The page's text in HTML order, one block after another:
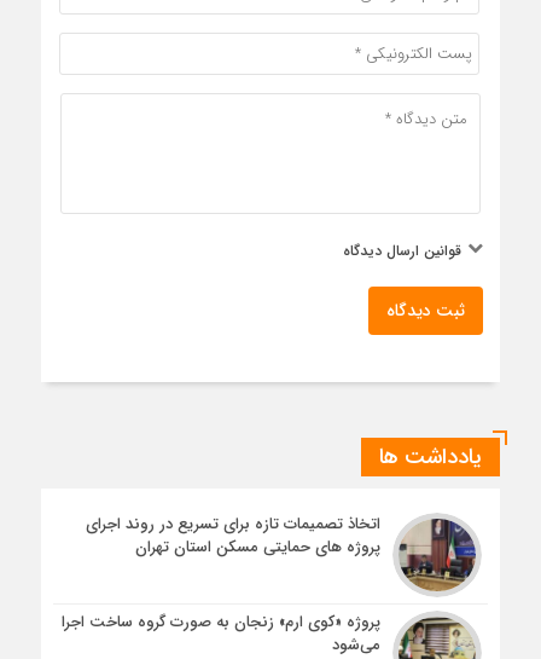
قوانین ارسال دیدگاه
ثبت دیدگاه
یادداشت ها
اتخاذ تصمیمات تازه برای تسریع در روند اجرای
پروژه های حمایتی مسکن استان تهران
پروژه «کوی ارم» زنجان به صورت گروه ساخت اجرا
می‌شود